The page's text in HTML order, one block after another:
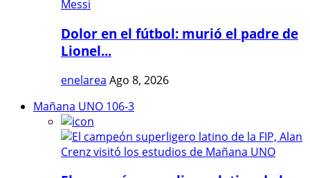
Dolor en el fútbol: murió el padre de
Lionel...
enelarea Ago 8, 2026
Mañana UNO 106-3